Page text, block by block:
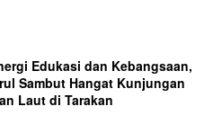
Edukasi dan Kebangsaan,
Sambut Hangat Kunjungan
Laut di Tarakan